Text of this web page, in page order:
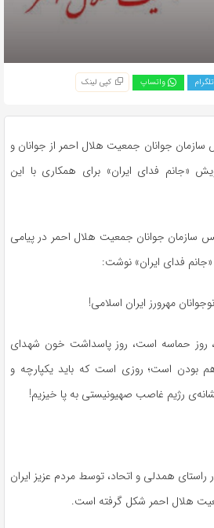
تلگرام واتساپ کپی لینک
سازمان جوانان جمعیت هلال احمر از جوانان و
«جانم فدای ایران» برای همکاری با این
سازمان جوانان جمعیت هلال احمر در پیامی
فدای ایران» نوشت:
مهرورز ایران اسلامی!
روز حماسه است، روز پاسداشت خون شهدای
بودن است؛ روزی است که باید یکپارچه و
رژیم غاصب صهیونیستی به پا خیزیم!
همدلی و اتحاد، توسط مردم عزیز ایران
هلال احمر شکل گرفته است.